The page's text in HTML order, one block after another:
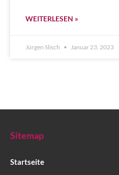
WEITERLESEN »
Jürgen Slisch Januar 23, 2023
Sitemap
Startseite